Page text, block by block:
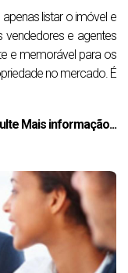
listar o imóvel e
vendedores e agentes
e memorável para os
no mercado. É
Mais informação...